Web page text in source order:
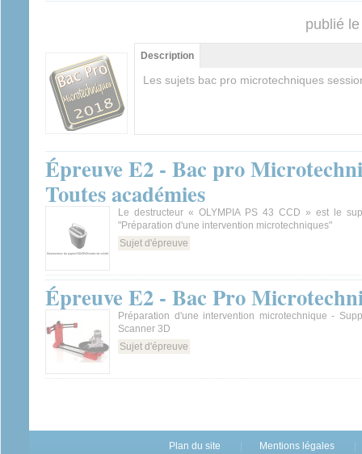
publié
Groupe principal
Description
actif)
Les sujets bac pro microtechniques
Épreuve E2 - Bac pro
Toutes académies
Le destructeur « OLYMPIA PS 43 CCD » est le
"Préparation d'une intervention microtechniques"
Sujet d'épreuve
Épreuve E2 - Bac Pro
Préparation d'une intervention microtechnique -
Scanner 3D
Sujet d'épreuve
Plan du site Mentions légales